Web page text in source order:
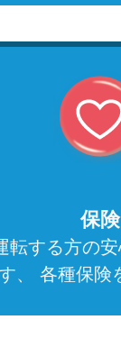
保険
転する方の
、 各種保険